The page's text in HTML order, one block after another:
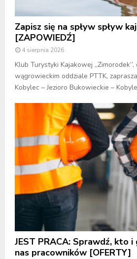
Zapisz się na spływ spływ
[ZAPOWIEDŹ]
4 sierpnia 2026
Klub Turystyki Kajakowej „Zimorodek”,
wągrowieckim oddziale PTTK,
Kobylec – Jezioro Bukowieckie –
JEST PRACA: Sprawdź, kto i
nas pracowników [OFERTY]